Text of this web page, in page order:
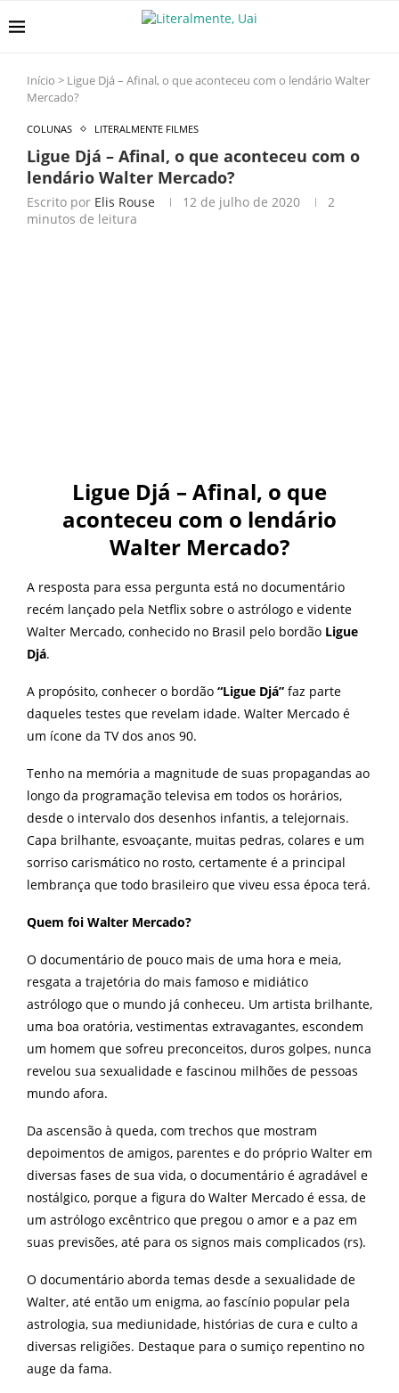
Início > Ligue Djá – Afinal, o que aconteceu com o lendário Walter
Mercado?
COLUNAS LITERALMENTE FILMES
Ligue Djá – Afinal, o que aconteceu com o
lendário Walter Mercado?
Escrito por Elis Rouse 12 de julho de 2020
2
minutos de leitura
Ligue Djá – Afinal, o que
aconteceu com o lendário
Walter Mercado?
A resposta para essa pergunta está no documentário
recém lançado pela Netflix sobre o astrólogo e vidente
Walter Mercado, conhecido no Brasil pelo bordão Ligue
Djá.
A propósito, conhecer o bordão “Ligue Djá” faz parte
daqueles testes que revelam idade. Walter Mercado é
um ícone da TV dos anos 90.
Tenho na memória a magnitude de suas propagandas ao
longo da programação televisa em todos os horários,
desde o intervalo dos desenhos infantis, a telejornais.
Capa brilhante, esvoaçante, muitas pedras, colares e um
sorriso carismático no rosto, certamente é a principal
lembrança que todo brasileiro que viveu essa época terá.
Quem foi Walter Mercado?
O documentário de pouco mais de uma hora e meia,
resgata a trajetória do mais famoso e midiático
astrólogo que o mundo já conheceu. Um artista brilhante,
uma boa oratória, vestimentas extravagantes, escondem
um homem que sofreu preconceitos, duros golpes, nunca
revelou sua sexualidade e fascinou milhões de pessoas
mundo afora.
Da ascensão à queda, com trechos que mostram
depoimentos de amigos, parentes e do próprio Walter em
diversas fases de sua vida, o documentário é agradável e
nostálgico, porque a figura do Walter Mercado é essa, de
um astrólogo excêntrico que pregou o amor e a paz em
suas previsões, até para os signos mais complicados (rs).
O documentário aborda temas desde a sexualidade de
Walter, até então um enigma, ao fascínio popular pela
astrologia, sua mediunidade, histórias de cura e culto a
diversas religiões. Destaque para o sumiço repentino no
auge da fama.